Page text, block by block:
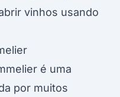
vinhos usando
é uma
por muitos